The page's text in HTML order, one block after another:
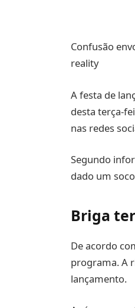
Confusão
reality
A festa de
desta terça-
nas redes
Segundo
dado um
Briga
De acordo
programa. A
lançamento.